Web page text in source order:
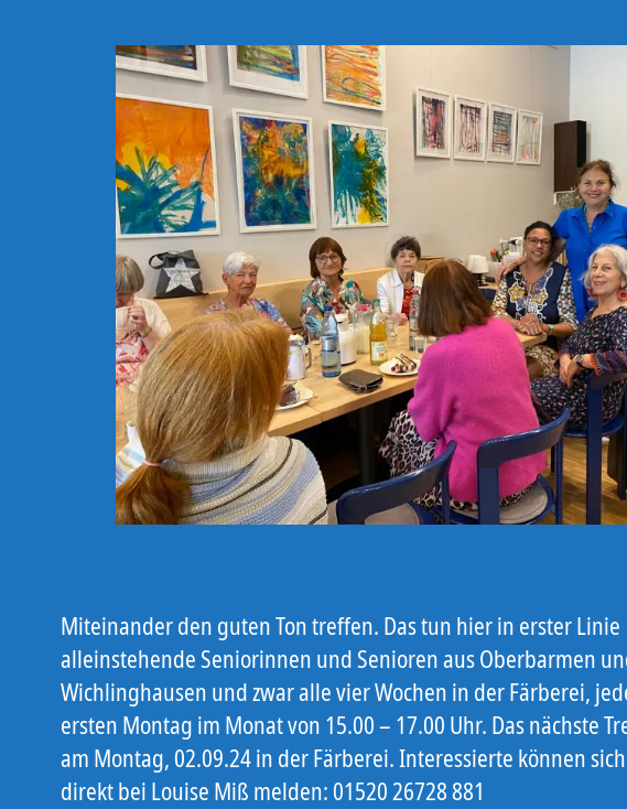
Miteinander den guten Ton treffen. Das tun hier in erster Linie
alleinstehende Seniorinnen und Senioren aus Oberbarmen
Wichlinghausen und zwar alle vier Wochen in der Färberei,
ersten Montag im Monat von 15.00 – 17.00 Uhr. Das nächste
am Montag, 02.09.24 in der Färberei. Interessierte können
direkt bei Louise Miß melden: 01520 26728 881